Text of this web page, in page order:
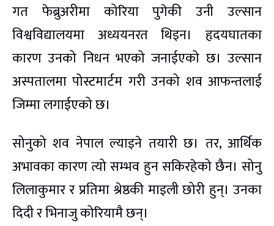
गत फेब्रुअरीमा कोरिया पुगेकी उनी उल्सान
विश्वविद्यालयमा अध्ययनरत थिइन। हृदयघातका
कारण उनको निधन भएको जनाईएको छ। उल्सान
अस्पतालमा पोस्टमार्टम गरी उनको शव आफन्तलाई
जिम्मा लगाईएको छ।
सोनुको शव नेपाल ल्याइने तयारी छ। तर, आर्थिक
अभावका कारण त्यो सम्भव हुन सकिरहेको छैन। सोनु
लिलाकुमार र प्रतिमा श्रेष्ठकी माइली छोरी हुन्। उनका
दिदी र भिनाजु कोरियामै छन्।